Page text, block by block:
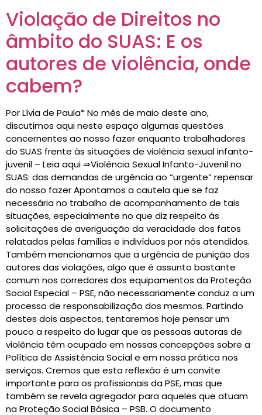
Violação de Direitos no
âmbito do SUAS: E os
autores de violência, onde
cabem?
Por Lívia de Paula* No mês de maio deste ano,
discutimos aqui neste espaço algumas questões
concernentes ao nosso fazer enquanto trabalhadores
do SUAS frente às situações de violência sexual infanto-
juvenil – Leia aqui ⇒Violência Sexual Infanto-Juvenil no
SUAS: das demandas de urgência ao “urgente” repensar
do nosso fazer Apontamos a cautela que se faz
necessária no trabalho de acompanhamento de tais
situações, especialmente no que diz respeito às
solicitações de averiguação da veracidade dos fatos
relatados pelas famílias e indivíduos por nós atendidos.
Também mencionamos que a urgência de punição dos
autores das violações, algo que é assunto bastante
comum nos corredores dos equipamentos da Proteção
Social Especial – PSE, não necessariamente conduz a um
processo de responsabilização dos mesmos. Partindo
destes dois aspectos, tentaremos hoje pensar um
pouco a respeito do lugar que as pessoas autoras de
violência têm ocupado em nossas concepções sobre a
Política de Assistência Social e em nossa prática nos
serviços. Cremos que esta reflexão é um convite
importante para os profissionais da PSE, mas que
também se revela agregador para aqueles que atuam
na Proteção Social Básica – PSB. O documento